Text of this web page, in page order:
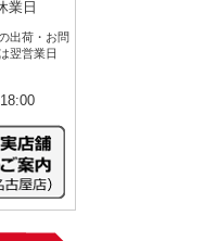
業日
出荷・お問
翌営業日